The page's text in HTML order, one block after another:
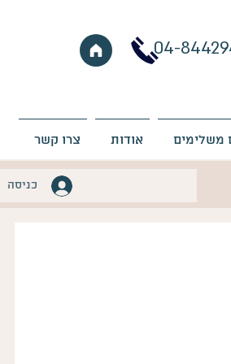
04-
משלימים אודות צרו קשר
כניסה